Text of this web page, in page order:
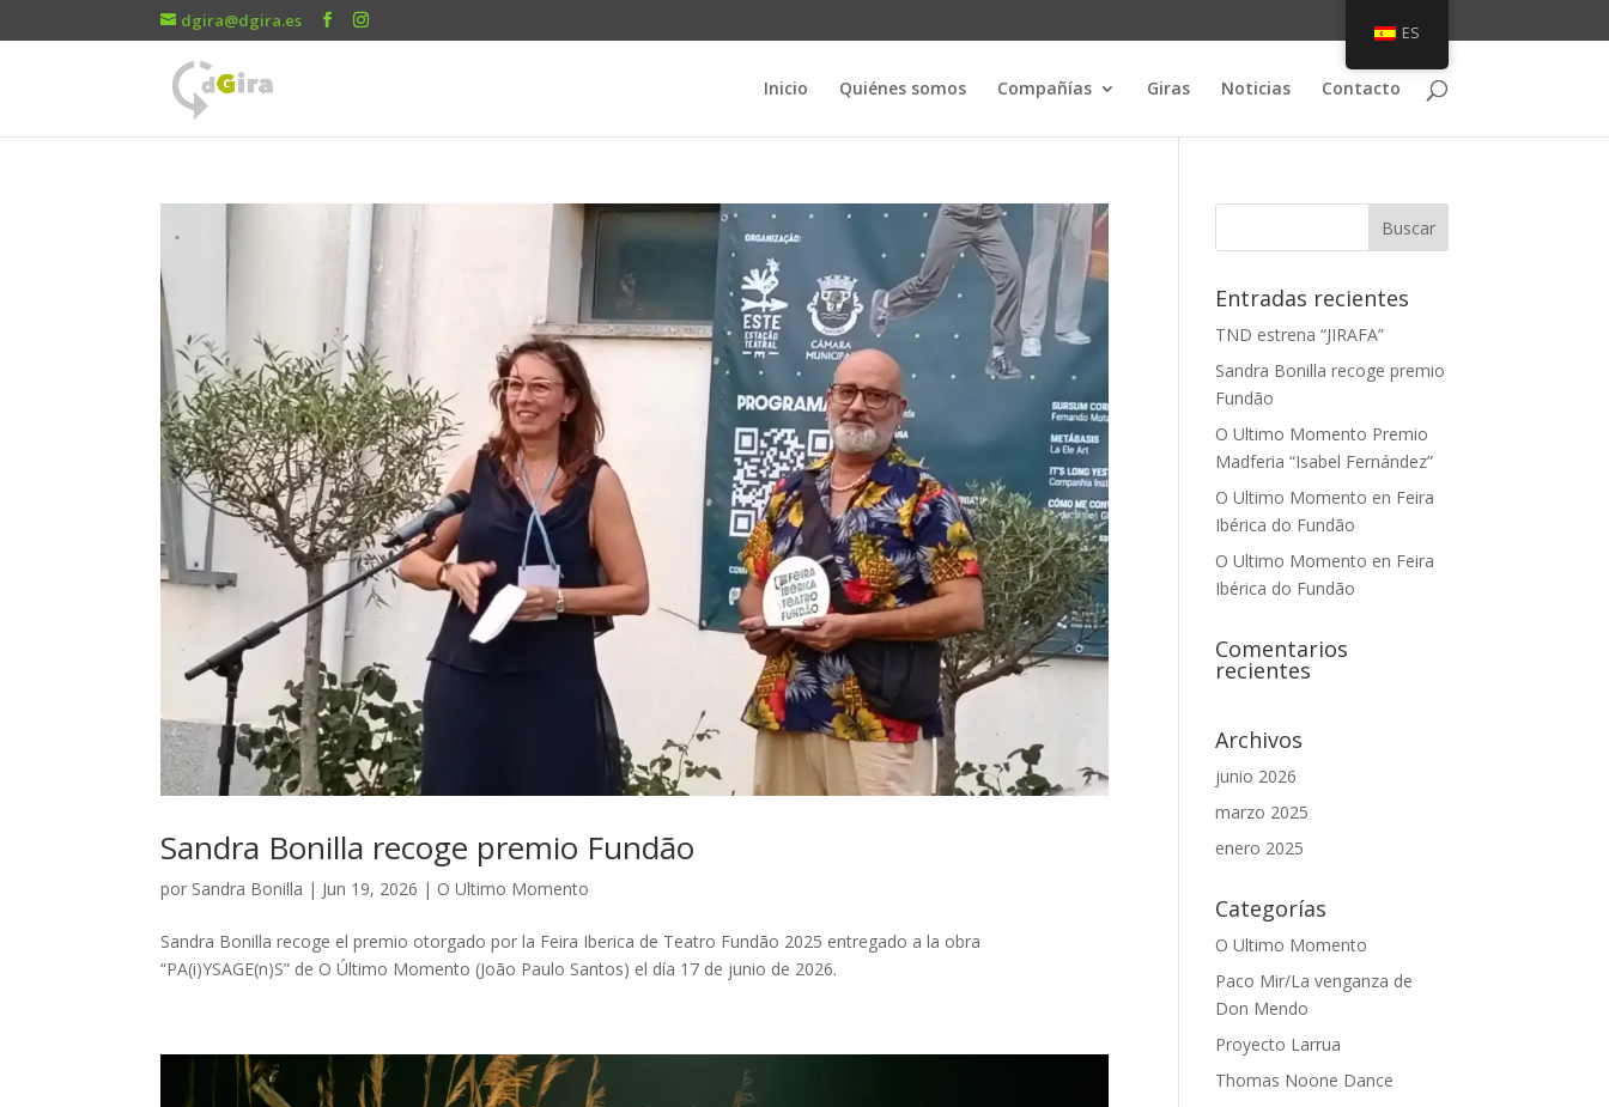
dgira@dgira.es
Inicio Quiénes somos Compañías Giras Noticias Contacto
Sandra Bonilla recoge premio Fundão
por Sandra Bonilla | Jun 19, 2026 | O Ultimo Momento
Sandra Bonilla recoge el premio otorgado por la Feira Iberica de Teatro Fundão 2025 entregado a la obra
“PA(i)YSAGE(n)S” de O Último Momento (João Paulo Santos) el día 17 de junio de 2026.
Entradas recientes
TND estrena “JIRAFA”
Sandra Bonilla recoge premio
Fundão
O Ultimo Momento Premio
Madferia “Isabel Fernández”
O Ultimo Momento en Feira
Ibérica do Fundão
O Ultimo Momento en Feira
Ibérica do Fundão
Comentarios
recientes
Archivos
junio 2026
marzo 2025
enero 2025
Categorías
O Ultimo Momento
Paco Mir/La venganza de
Don Mendo
Proyecto Larrua
Thomas Noone Dance
ES